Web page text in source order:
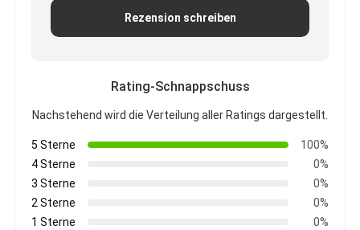
Rezension schreiben
Rating-Schnappschuss
Nachstehend wird die Verteilung aller Ratings dargestellt.
5 Sterne
100%
4 Sterne
0%
3 Sterne
0%
2 Sterne
0%
1 Sterne
0%